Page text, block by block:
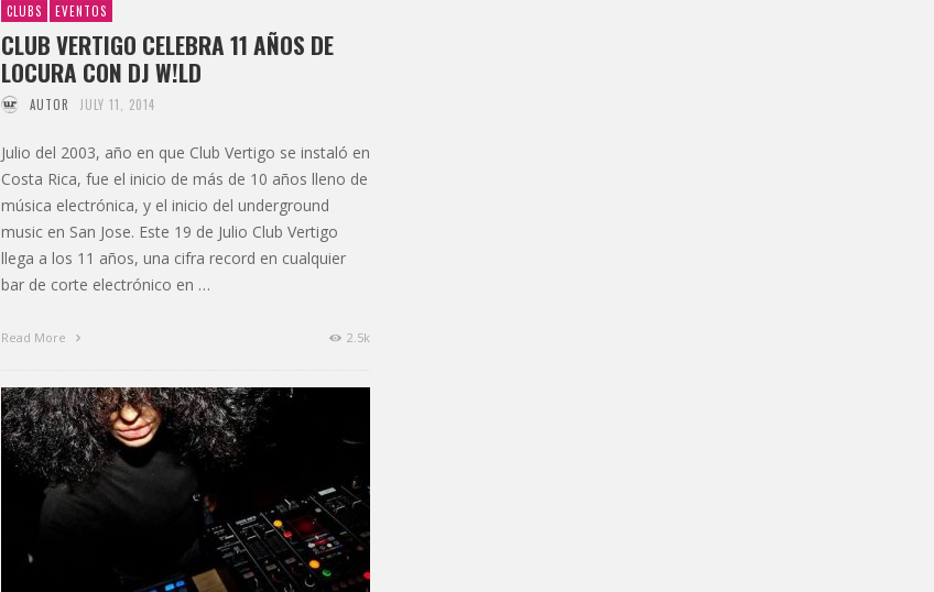
CLUBS EVENTOS
CLUB VERTIGO CELEBRA 11 AÑOS DE
LOCURA CON DJ W!LD
AUTOR JULY 11, 2014
Julio del 2003, año en que Club Vertigo se instaló en
Costa Rica, fue el inicio de más de 10 años lleno de
música electrónica, y el inicio del underground
music en San Jose. Este 19 de Julio Club Vertigo
llega a los 11 años, una cifra record en cualquier
bar de corte electrónico en …
Read More 2.5k